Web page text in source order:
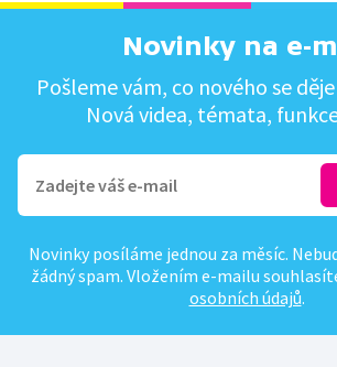
Novinky na e-
Pošleme vám, co nového se
Nová videa, témata,
Novinky posíláme jednou za měsíc.
žádný spam. Vložením e-mailu
osobních údajů.